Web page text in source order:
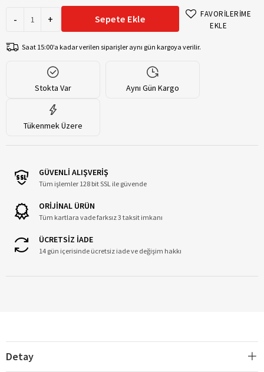
- + Sepete Ekle
FAVORİLERİME
EKLE
Saat 15:00’a kadar verilen siparişler aynı gün kargoya verilir.
Stokta Var Aynı Gün Kargo
Tükenmek Üzere
GÜVENLİ ALIŞVERİŞ
Tüm işlemler 128 bit SSL ile güvende
ORİJİNAL ÜRÜN
Tüm kartlara vade farksız 3 taksit imkanı
ÜCRETSİZ İADE
14 gün içerisinde ücretsiz iade ve değişim hakkı
Detay